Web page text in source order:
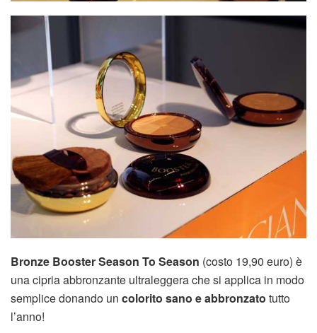
Bronze Booster Season To Season (costo 19,90 euro) è
una cipria abbronzante ultraleggera che si applica in modo
semplice donando un colorito sano e abbronzato tutto
l’anno!